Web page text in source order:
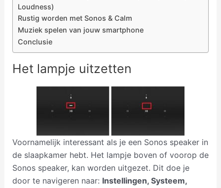
Loudness)
Rustig worden met Sonos & Calm
Muziek spelen van jouw smartphone
Conclusie
Het lampje uitzetten
Voornamelijk interessant als je een Sonos speaker in
de slaapkamer hebt. Het lampje boven of voorop de
Sonos speaker, kan worden uitgezet. Dit doe je
door te navigeren naar: Instellingen, Systeem,